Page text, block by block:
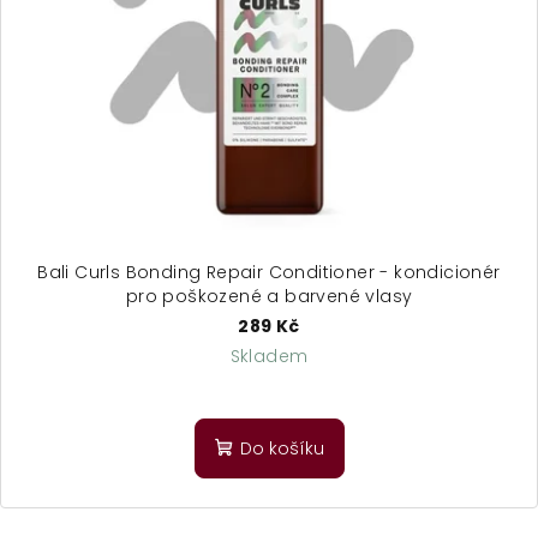
Bali Curls Bonding Repair Conditioner - kondicionér
pro poškozené a barvené vlasy
289 Kč
Skladem
Do košíku